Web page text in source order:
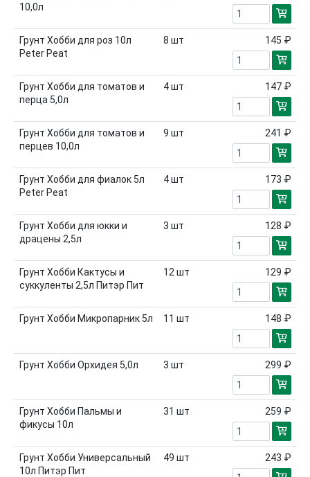
10,0л
Грунт Хобби для роз 10л
Peter Peat
8 шт 145 ₽
Грунт Хобби для томатов и
перца 5,0л
4шт 147 ₽
Грунт Хобби для томатов и
перцев 10,0л
9 шт 241 ₽
Грунт Хобби для фиалок 5л
Peter Peat
4шт 173 ₽
Грунт Хобби для юкки и
драцены 2,5л
3 шт 128 ₽
Грунт Хобби Кактусы и
суккуленты 2,5л Питэр Пит
12 шт 129 ₽
Грунт Хобби Микропарник 5л 11 шт 148 ₽
Грунт Хобби Орхидея 5,0л 3 шт 299 ₽
Грунт Хобби Пальмы и
фикусы 10л
31 шт 259 ₽
Грунт Хобби Универсальный
10л Питэр Пит
49 шт 243 ₽